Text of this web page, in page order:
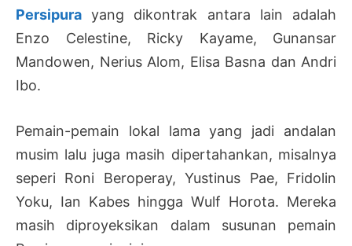
Persipura yang dikontrak antara lain adalah
Enzo Celestine, Ricky Kayame, Gunansar
Mandowen, Nerius Alom, Elisa Basna dan Andri
Ibo.
Pemain-pemain lokal lama yang jadi andalan
musim lalu juga masih dipertahankan, misalnya
seperi Roni Beroperay, Yustinus Pae, Fridolin
Yoku, Ian Kabes hingga Wulf Horota. Mereka
masih diproyeksikan dalam susunan pemain